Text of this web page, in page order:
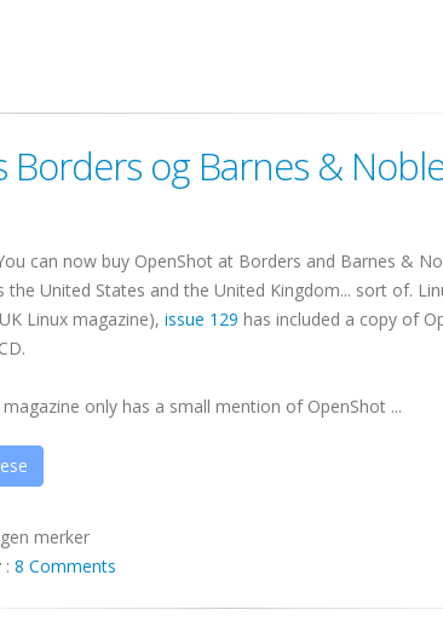
og Barnes &
can now buy OpenShot at Borders and Barnes &
the United States and the United Kingdom... sort of.
Linux magazine), issue 129 has included a copy of
only has a small mention of OpenShot ...
merker
: 8 Comments